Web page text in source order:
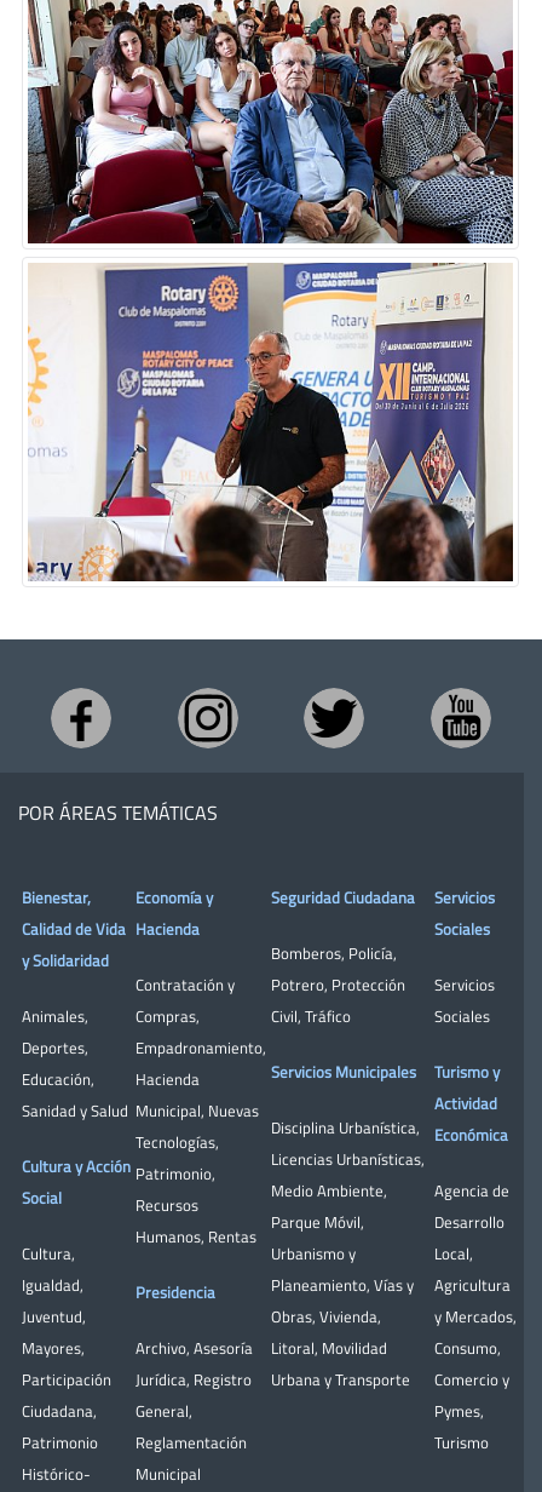
POR ÁREAS TEMÁTICAS
Bienestar,
Calidad de Vida
y Solidaridad
Animales,
Deportes,
Educación,
Sanidad y Salud
Cultura y Acción
Social
Cultura,
Igualdad,
Juventud,
Mayores,
Participación
Ciudadana,
Patrimonio
Histórico-
Economía y
Hacienda
Contratación y
Compras,
Empadronamiento,
Hacienda
Municipal, Nuevas
Tecnologías,
Patrimonio,
Recursos
Humanos, Rentas
Presidencia
Archivo, Asesoría
Jurídica, Registro
General,
Reglamentación
Municipal
Seguridad Ciudadana
Bomberos, Policía,
Potrero, Protección
Civil, Tráfico
Servicios Municipales
Disciplina Urbanística,
Licencias Urbanísticas,
Medio Ambiente,
Parque Móvil,
Urbanismo y
Planeamiento, Vías y
Obras, Vivienda,
Litoral, Movilidad
Urbana y Transporte
Servicios
Sociales
Servicios
Sociales
Turismo y
Actividad
Económica
Agencia de
Desarrollo
Local,
Agricultura
y Mercados,
Consumo,
Comercio y
Pymes,
Turismo